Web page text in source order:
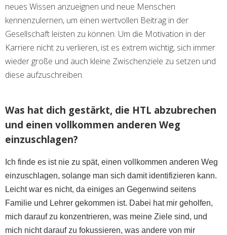
neues Wissen anzueignen und neue Menschen
kennenzulernen, um einen wertvollen Beitrag in der
Gesellschaft leisten zu können. Um die Motivation in der
Karriere nicht zu verlieren, ist es extrem wichtig, sich immer
wieder große und auch kleine Zwischenziele zu setzen und
diese aufzuschreiben.
Was hat dich gestärkt, die HTL abzubrechen
und einen vollkommen anderen Weg
einzuschlagen?
Ich finde es ist nie zu spät, einen vollkommen anderen Weg
einzuschlagen, solange man sich damit identifizieren kann.
Leicht war es nicht, da einiges an Gegenwind seitens
Familie und Lehrer gekommen ist. Dabei hat mir geholfen,
mich darauf zu konzentrieren, was meine Ziele sind, und
mich nicht darauf zu fokussieren, was andere von mir